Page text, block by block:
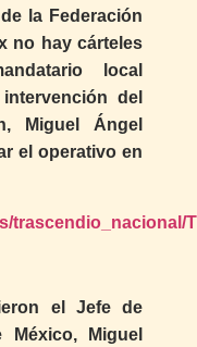
la Federación
no hay cárteles
local
del
Miguel Ángel
el operativo en
trascendio_nacional/
el Jefe de
Miguel